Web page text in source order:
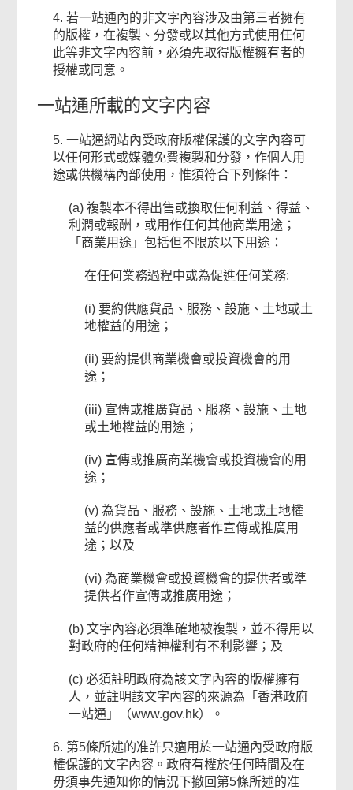
4. 若一站通內的非文字內容涉及由第三者擁有
的版權，在複製、分發或以其他方式使用任何
此等非文字內容前，必須先取得版權擁有者的
授權或同意。
一站通所載的文字内容
5. 一站通網站內受政府版權保護的文字內容可
以任何形式或媒體免費複製和分發，作個人用
途或供機構內部使用，惟須符合下列條件：
(a) 複製本不得出售或換取任何利益、得益、
利潤或報酬，或用作任何其他商業用途；
「商業用途」包括但不限於以下用途：
在任何業務過程中或為促進任何業務:
(i) 要約供應貨品、服務、設施、土地或土
地權益的用途；
(ii) 要約提供商業機會或投資機會的用
途；
(iii) 宣傳或推廣貨品、服務、設施、土地
或土地權益的用途；
(iv) 宣傳或推廣商業機會或投資機會的用
途；
(v) 為貨品、服務、設施、土地或土地權
益的供應者或準供應者作宣傳或推廣用
途；以及
(vi) 為商業機會或投資機會的提供者或準
提供者作宣傳或推廣用途；
(b) 文字內容必須準確地被複製，並不得用以
對政府的任何精神權利有不利影響；及
(c) 必須註明政府為該文字內容的版權擁有
人，並註明該文字內容的來源為「香港政府
一站通」（www.gov.hk）。
6. 第5條所述的准許只適用於一站通內受政府版
權保護的文字內容。政府有權於任何時間及在
毋須事先通知你的情況下撤回第5條所述的准